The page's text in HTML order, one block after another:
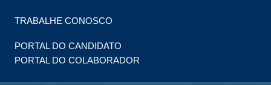
TRABALHE CONOSCO
PORTAL DO CANDIDATO
PORTAL DO COLABORADOR